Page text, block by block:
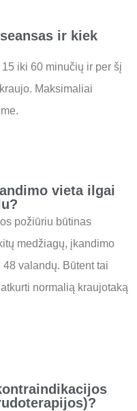
ir kiek
iki 60 minučių ir per šį
Maksimaliai
vieta ilgai
požiūriu būtinas
medžiagų, įkandimo
valandų. Būtent tai
normalią kraujotaką